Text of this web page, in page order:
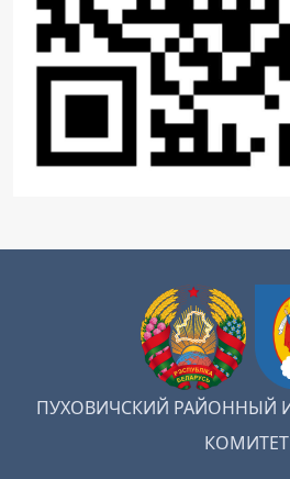
ПУХОВИЧСКИЙ РАЙОННЫЙ
КОМИТЕТ